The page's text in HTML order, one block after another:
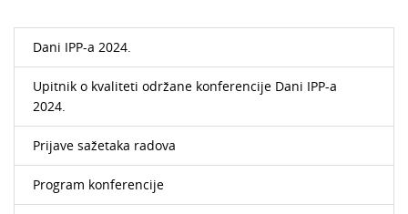
Dani IPP-a 2024.
Upitnik o kvaliteti održane konferencije Dani IPP-a
2024.
Prijave sažetaka radova
Program konferencije